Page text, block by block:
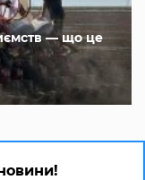
— що це